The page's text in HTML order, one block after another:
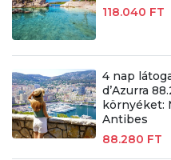
118.040 FT
4 nap
d’Azurra
környéket:
Antibes
88.280 FT